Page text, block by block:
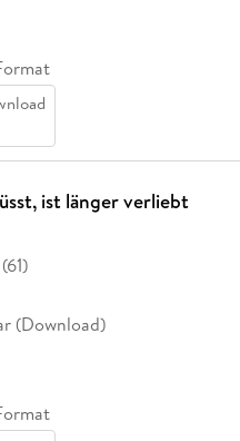
ist länger verliebt
(61)
(Download)